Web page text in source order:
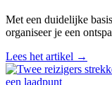
Met een duidelijke
organiseer je een
Lees het artikel →